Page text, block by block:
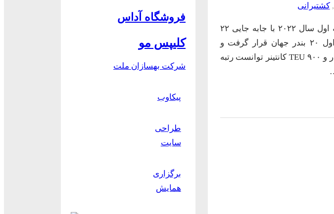
, کشتیرانی
به گزارش تین نیوز، بندر شانگهای در نیمه اول سال ۲۰۲۲ با جابه جایی ۲۲
میلیون و ۵۴۰ هزار teu کانتینر در رتبه اول ۲۰ بندر جهان قرار گرفت و
سنگاپور با جابه جایی ۱۸ میلیون و ۴۰۶ هزار و ۹۰۰ TEU کانتینر توانست رتبه
فروشگاه آداس
کلیپس مو
شرکت بهسازان ملت
پیکاوب
طراحی
سایت
برگزاری
همایش